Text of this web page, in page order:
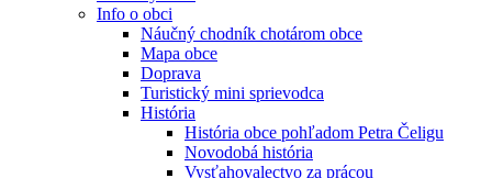
Info o obci
Náučný chodník chotárom obce
Mapa obce
Doprava
Turistický mini sprievodca
História
História obce pohľadom Petra Čeligu
Novodobá história
Vysťahovalectvo za prácou